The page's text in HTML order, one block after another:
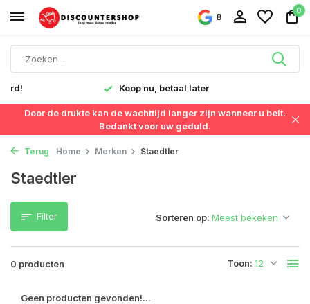
8
0
Koop nu, betaal later
Door de drukte kan de wachttijd langer zijn wanneer u belt.
Bedankt voor uw geduld.
Terug Home Merken Staedtler
Staedtler
Filter
0 producten Toon:
Sorteren op:
Geen producten gevonden!...